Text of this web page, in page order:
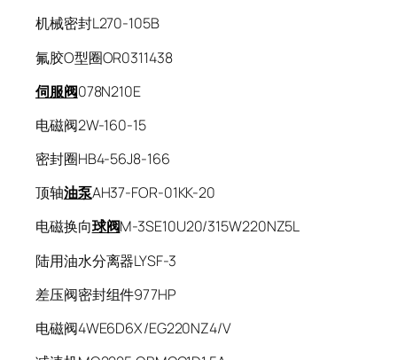
机械密封L270-105B
氟胶O型圈OR0311438
伺服阀078N210E
电磁阀2W-160-15
密封圈HB4-56J8-166
顶轴油泵AH37-FOR-01KK-20
电磁换向球阀M-3SE10U20/315W220NZ5L
陆用油水分离器LYSF-3
差压阀密封组件977HP
电磁阀4WE6D6X/EG220NZ4/V